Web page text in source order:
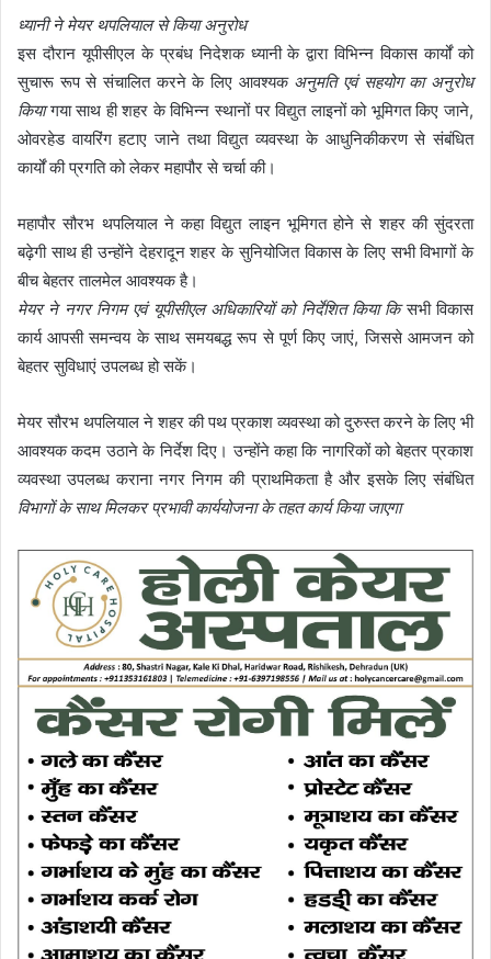
ध्यानी ने मेयर थपलियाल से किया अनुरोध
इस दौरान यूपीसीएल के प्रबंध निदेशक ध्यानी के द्वारा विभिन्न विकास कार्यों को
सुचारू रूप से संचालित करने के लिए आवश्यक अनुमति एवं सहयोग का अनुरोध
कियागया साथ ही शहर के विभिन्न स्थानों पर विद्युत लाइनों को भूमिगत किए जाने,
ओवरहेड वायरिंग हटाए जाने तथा विद्युत व्यवस्था के आधुनिकीकरण से संबंधित
कार्यों की प्रगति को लेकर महापौर से चर्चा की।
महापौर सौरभ थपलियाल ने कहा विद्युत लाइन भूमिगत होने से शहर की सुंदरता
बढ़ेगी साथ ही उन्होंने देहरादून शहर के सुनियोजित विकास के लिए सभी विभागों के
बीच बेहतर तालमेल आवश्यक है।
मेयर ने नगर निगम एवं यूपीसीएल अधिकारियों को निर्देशित किया किसभी विकास
कार्य आपसी समन्वय के साथ समयबद्ध रूप से पूर्ण किए जाएं, जिससे आमजन को
बेहतर सुविधाएं उपलब्ध हो सकें।
मेयर सौरभ थपलियाल ने शहर की पथ प्रकाश व्यवस्था को दुरुस्त करने के लिए भी
आवश्यक कदम उठाने के निर्देश दिए। उन्होंने कहा कि नागरिकों को बेहतर प्रकाश
व्यवस्था उपलब्ध कराना नगर निगम की प्राथमिकता है और इसके लिए संबंधित
विभागों के साथ मिलकर प्रभावी कार्ययोजना के तहत कार्य किया जाएगा